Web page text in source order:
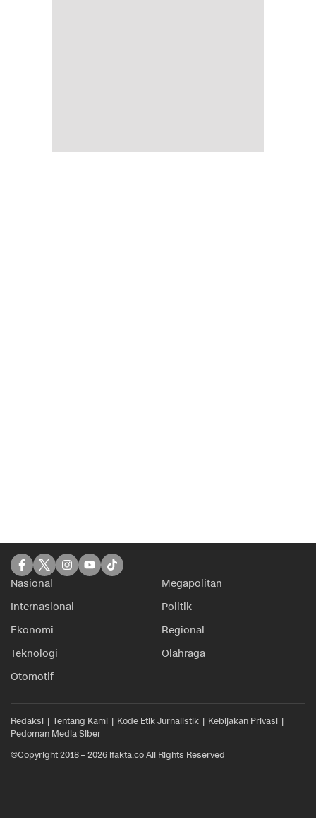
Nasional
Megapolitan
Internasional
Politik
Ekonomi
Regional
Teknologi
Olahraga
Otomotif
Redaksi Tentang Kami Kode Etik Jurnalistik
Kebijakan Privasi
Pedoman Media Siber
©Copyright 2018 – 2026 ifakta.co All Rights Reserved